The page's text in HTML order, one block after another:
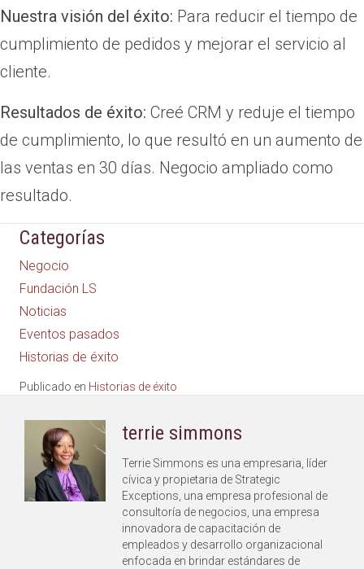
Nuestra visión del éxito: Para reducir el tiempo de
cumplimiento de pedidos y mejorar el servicio al
cliente.
Resultados de éxito: Creé CRM y reduje el tiempo
de cumplimiento, lo que resultó en un aumento de
las ventas en 30 días. Negocio ampliado como
resultado.
Categorías
Negocio
Fundación LS
Noticias
Eventos pasados
Historias de éxito
Publicado en Historias de éxito
terrie simmons
Terrie Simmons es una empresaria, líder
cívica y propietaria de Strategic
Exceptions, una empresa profesional de
consultoría de negocios, una empresa
innovadora de capacitación de
empleados y desarrollo organizacional
enfocada en brindar estándares de